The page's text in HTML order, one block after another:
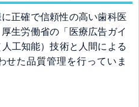
正確で信頼性の高い歯科医
生労働省の「医療広告ガイ
工知能）技術と人間による
せた品質管理を行っていま